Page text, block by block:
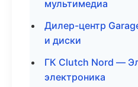
мультимедиа
Дилер-центр
и диски
ГК Clutch Nord —
электроника